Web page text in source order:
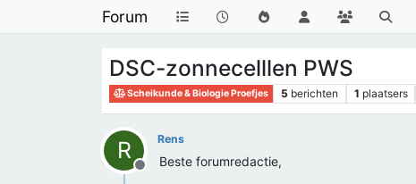
Forum
DSC-zonnecelllen PWS
Scheikunde & Biologie Proefjes 5 berichten 1 plaatsers
R
Offline
Rens
Beste forumredactie,